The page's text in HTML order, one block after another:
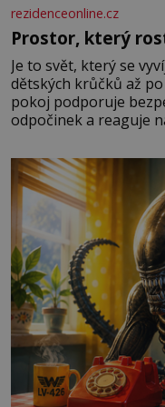
rezidenceonline.cz
Prostor, který
Je to svět, který se
dětských krůčků až
pokoj podporuje
odpočinek a reaguje
měkkost a bezpečí,
především klidně a